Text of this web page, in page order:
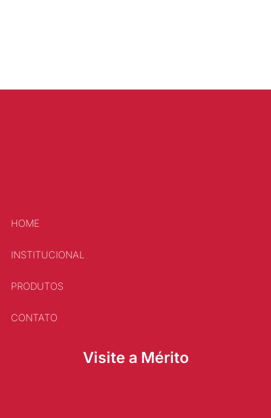
HOME
INSTITUCIONAL
PRODUTOS
CONTATO
Visite a Mérito